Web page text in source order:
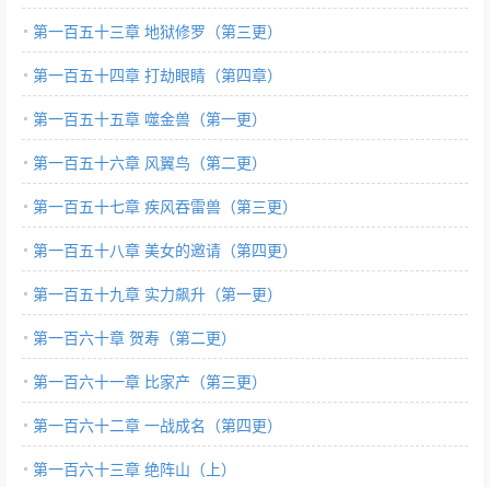
第一百五十三章 地狱修罗（第三更）
第一百五十四章 打劫眼睛（第四章）
第一百五十五章 噬金兽（第一更）
第一百五十六章 风翼鸟（第二更）
第一百五十七章 疾风吞雷兽（第三更）
第一百五十八章 美女的邀请（第四更）
第一百五十九章 实力飙升（第一更）
第一百六十章 贺寿（第二更）
第一百六十一章 比家产（第三更）
第一百六十二章 一战成名（第四更）
第一百六十三章 绝阵山（上）